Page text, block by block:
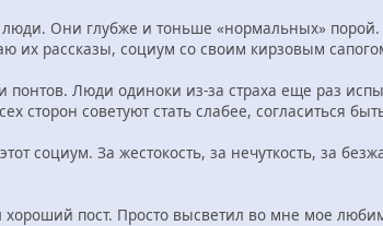
Они глубже и тоньше «нормальных»
их рассказы, социум со своим кирзовым
понтов. Люди одиноки из-за страха еще раз
сторон советуют стать слабее, согласиться
социум. За жестокость, за нечуткость, за
хороший пост. Просто высветил во мне мое